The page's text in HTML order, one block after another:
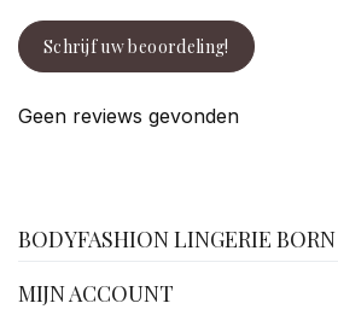
Schrijf uw beoordeling!
Geen reviews gevonden
BODYFASHION LINGERIE BORN
MIJN ACCOUNT